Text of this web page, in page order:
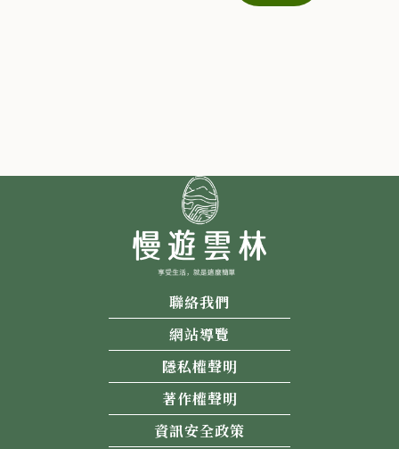
流，讓偶戲薪傳能像綿體不斷吸收，永續發展與創新，
聯絡我們
網站導覽
隱私權聲明
著作權聲明
資訊安全政策